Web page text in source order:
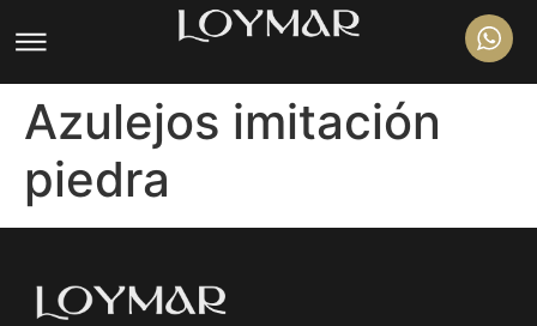
Azulejos imitación
piedra